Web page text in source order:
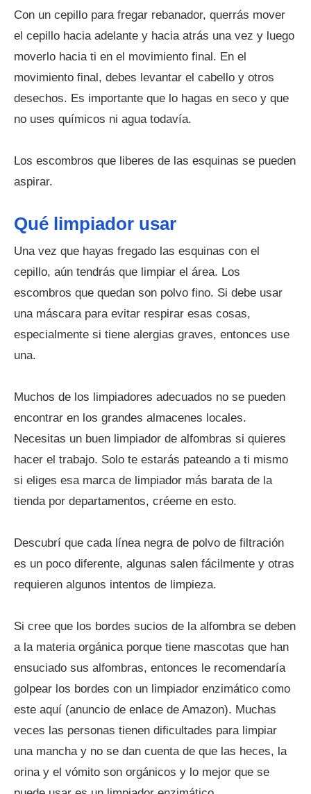
Con un cepillo para fregar rebanador, querrás mover
el cepillo hacia adelante y hacia atrás una vez y luego
moverlo hacia ti en el movimiento final. En el
movimiento final, debes levantar el cabello y otros
desechos. Es importante que lo hagas en seco y que
no uses químicos ni agua todavía.
Los escombros que liberes de las esquinas se pueden
aspirar.
Qué limpiador usar
Una vez que hayas fregado las esquinas con el
cepillo, aún tendrás que limpiar el área. Los
escombros que quedan son polvo fino. Si debe usar
una máscara para evitar respirar esas cosas,
especialmente si tiene alergias graves, entonces use
una.
Muchos de los limpiadores adecuados no se pueden
encontrar en los grandes almacenes locales.
Necesitas un buen limpiador de alfombras si quieres
hacer el trabajo. Solo te estarás pateando a ti mismo
si eliges esa marca de limpiador más barata de la
tienda por departamentos, créeme en esto.
Descubrí que cada línea negra de polvo de filtración
es un poco diferente, algunas salen fácilmente y otras
requieren algunos intentos de limpieza.
Si cree que los bordes sucios de la alfombra se deben
a la materia orgánica porque tiene mascotas que han
ensuciado sus alfombras, entonces le recomendaría
golpear los bordes con un limpiador enzimático como
este aquí (anuncio de enlace de Amazon). Muchas
veces las personas tienen dificultades para limpiar
una mancha y no se dan cuenta de que las heces, la
orina y el vómito son orgánicos y lo mejor que se